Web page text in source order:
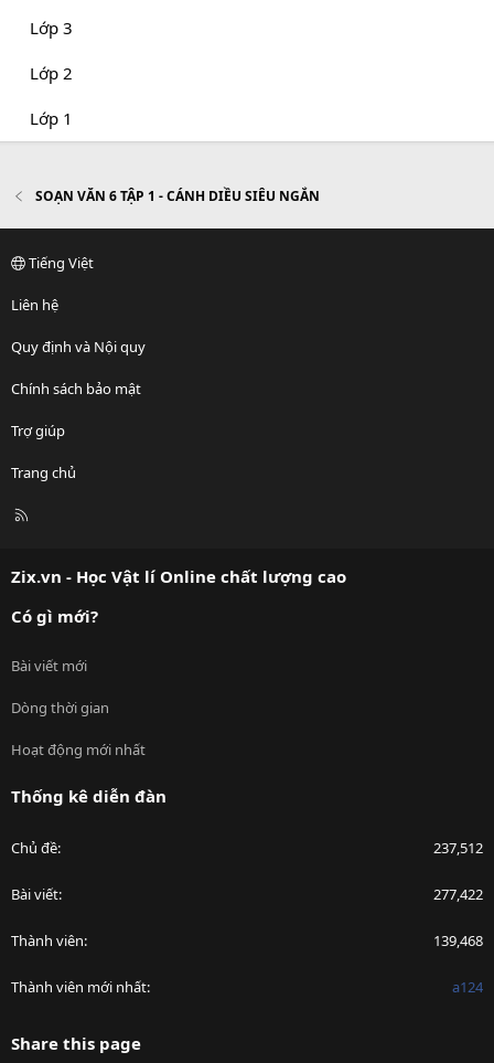
Lớp 3
Lớp 2
Lớp 1
SOẠN VĂN 6 TẬP 1 - CÁNH DIỀU SIÊU NGẮN
Tiếng Việt
Liên hệ
Quy định và Nội quy
Chính sách bảo mật
Trợ giúp
Trang chủ
R
Zix.vn - Học Vật lí Online chất lượng cao
Có gì mới?
Bài viết mới
Dòng thời gian
Hoạt động mới nhất
Thống kê diễn đàn
Chủ đề 237,512
Bài viết 277,422
Thành viên 139,468
Thành viên mới nhất a124
Share this page